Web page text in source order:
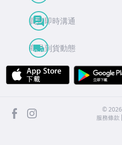
買賣即時溝通
商品到貨動態
APP Store
facebook ©2026
服務條款